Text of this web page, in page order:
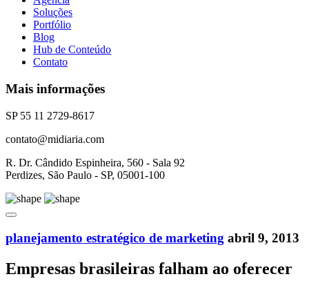
Soluções
Portfólio
Blog
Hub de Conteúdo
Contato
Mais informações
SP 55 11 2729-8617
contato@midiaria.com
R. Dr. Cândido Espinheira, 560 - Sala 92
Perdizes, São Paulo - SP, 05001-100
planejamento estratégico de marketing abril 9, 2013
Empresas brasileiras falham ao oferecer